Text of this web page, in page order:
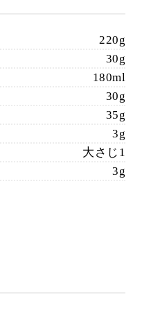
220g
30g
180ml
30g
35g
3g
大さじ1
3g